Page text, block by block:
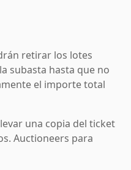
retirar los lotes
subasta hasta que no
el importe total
una copia del ticket
Auctioneers para